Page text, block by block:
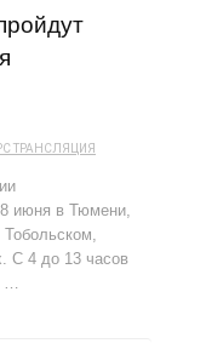
ТРАНСЛЯЦИЯ
июня в Тюмени,
С 4 до 13 часов
…